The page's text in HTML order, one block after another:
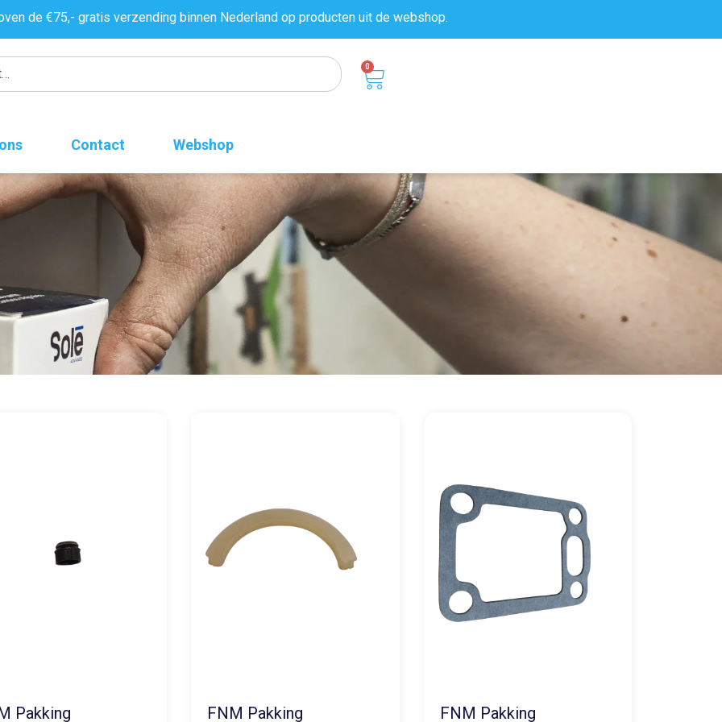
de €75,- gratis verzending binnen Nederland op producten uit de webshop.
0
Contact Webshop
Pakking
FNM Pakking
FNM Pakking